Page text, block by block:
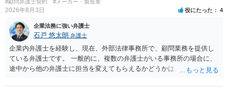
#顧問弁護士契約 #メーカー・製造業
2026年8月3日 役にたった 4
企業法務に強い弁護士
石戸 悠太朗 弁護士
企業内弁護士を経験し、現在、外部法律事務所で、顧問業務を提供し
ている弁護士です。 一般的に、複数の弁護士がいる事務所の場合に、
途中から他の弁護士に担当を変えてもらえるかどうかは、当該事務所
が不満を抱いている弁護士を担当にすることは望ましくないため、別